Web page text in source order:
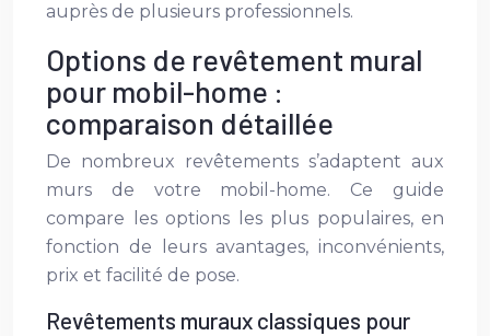
auprès de plusieurs professionnels.
Options de revêtement mural
pour mobil-home :
comparaison détaillée
De nombreux revêtements s’adaptent aux
murs de votre mobil-home. Ce guide
compare les options les plus populaires, en
fonction de leurs avantages, inconvénients,
prix et facilité de pose.
Revêtements muraux classiques pour